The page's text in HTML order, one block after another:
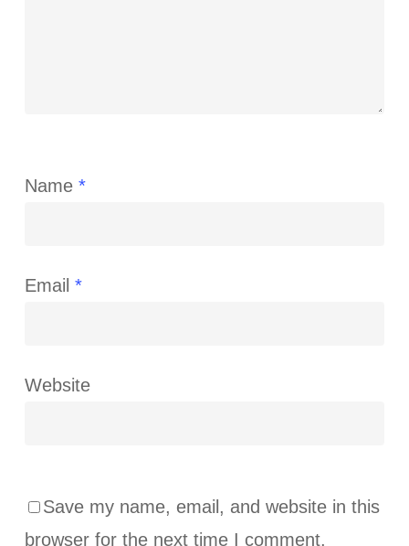
Name *
Email *
Website
Save my name, email, and website in this
browser for the next time I comment.